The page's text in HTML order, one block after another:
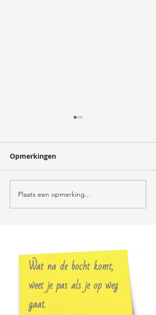
verzorger
Opmerkingen
Plaats een opmerking...
Wat na de bocht komt,
weet je pas als je op weg
gaat.